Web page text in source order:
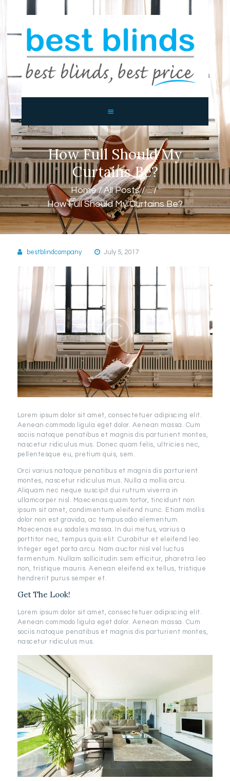
How Full Should My
Curtains Be?
Home All Posts
...
How Full Should My Curtains Be?
BEST BLINDS BALLINA AND
BYRON BAY
Blinds, Shutters, Curtains and Awnings
CONTACTS
bestblindcompany July 5, 2017
Lorem ipsum dolor sit amet, consectetuer adipiscing elit.
Aenean commodo ligula eget dolor. Aenean massa. Cum
sociis natoque penatibus et magnis dis parturient montes,
nascetur ridiculus mus. Donec quam felis, ultricies nec,
pellentesque eu, pretium quis, sem.
Orci varius natoque penatibus et magnis dis parturient
montes, nascetur ridiculus mus. Nulla a mollis arcu.
Aliquam nec neque suscipit dui rutrum viverra in
ullamcorper nisl. Maecenas quam tortor, tincidunt non
ipsum sit amet, condimentum eleifend nunc. Etiam mollis
dolor non est gravida, ac tempus odio elementum.
Maecenas eu sodales massa. In dui metus, varius a
porttitor nec, tempus quis elit. Curabitur et eleifend leo.
Integer eget porta arcu. Nam auctor nisl vel luctus
fermentum. Nullam sollicitudin sem efficitur, pharetra leo
non, tristique mauris. Aenean eleifend ex tellus, tristique
hendrerit purus semper et.
Get The Look!
Lorem ipsum dolor sit amet, consectetuer adipiscing elit.
Aenean commodo ligula eget dolor. Aenean massa. Cum
sociis natoque penatibus et magnis dis parturient montes,
nascetur ridiculus mus.